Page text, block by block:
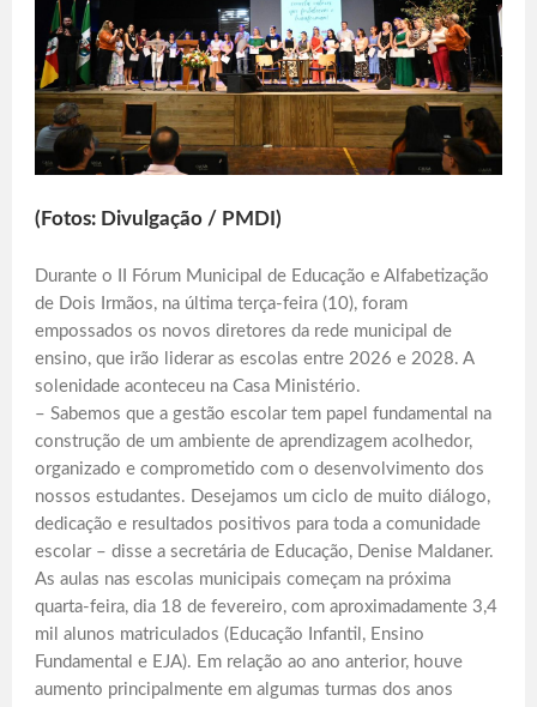
(Fotos: Divulgação / PMDI)
Durante o II Fórum Municipal de Educação e Alfabetização
de Dois Irmãos, na última terça-feira (10), foram
empossados os novos diretores da rede municipal de
ensino, que irão liderar as escolas entre 2026 e 2028. A
solenidade aconteceu na Casa Ministério.
– Sabemos que a gestão escolar tem papel fundamental na
construção de um ambiente de aprendizagem acolhedor,
organizado e comprometido com o desenvolvimento dos
nossos estudantes. Desejamos um ciclo de muito diálogo,
dedicação e resultados positivos para toda a comunidade
escolar – disse a secretária de Educação, Denise Maldaner.
As aulas nas escolas municipais começam na próxima
quarta-feira, dia 18 de fevereiro, com aproximadamente 3,4
mil alunos matriculados (Educação Infantil, Ensino
Fundamental e EJA). Em relação ao ano anterior, houve
aumento principalmente em algumas turmas dos anos